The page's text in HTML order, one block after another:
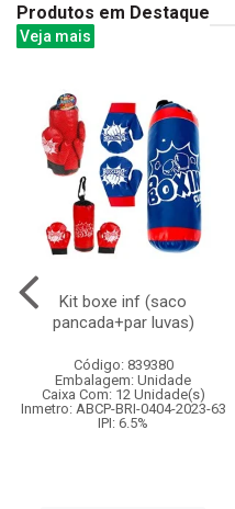
Produtos em Destaque
Veja mais
Kit boxe inf (saco
pancada+par luvas)
Código: 839380
Embalagem: Unidade
Caixa Com: 12 Unidade(s)
Inmetro: ABCP-BRI-0404-2023-63
IPI: 6.5%